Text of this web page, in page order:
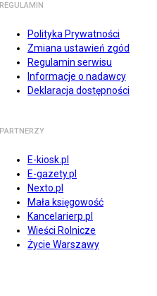
REGULAMIN
Polityka Prywatności
Zmiana ustawień zgód
Regulamin serwisu
Informacje o nadawcy
Deklaracja dostępności
PARTNERZY
E-kiosk.pl
E-gazety.pl
Nexto.pl
Mała księgowość
Kancelarierp.pl
Wieści Rolnicze
Życie Warszawy